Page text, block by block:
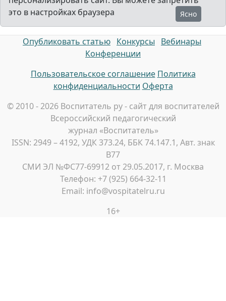
это в настройках браузера
Ясно
Опубликовать статью Конкурсы
Вебинары
Конференции
Пользовательское соглашение Политика
конфиденциальности Оферта
© 2010 - 2026 Воспитатель ру - сайт для воспитателей
Всероссийский педагогический
журнал «Воспитатель»
ISSN: 2949 – 4192, УДК 373.24, ББК 74.147.1, Авт. знак
В77
СМИ ЭЛ №ФС77-69912 от 29.05.2017, г. Москва
Телефон: +7 (925) 664-32-11
Email: info@vospitatelru.ru
16+